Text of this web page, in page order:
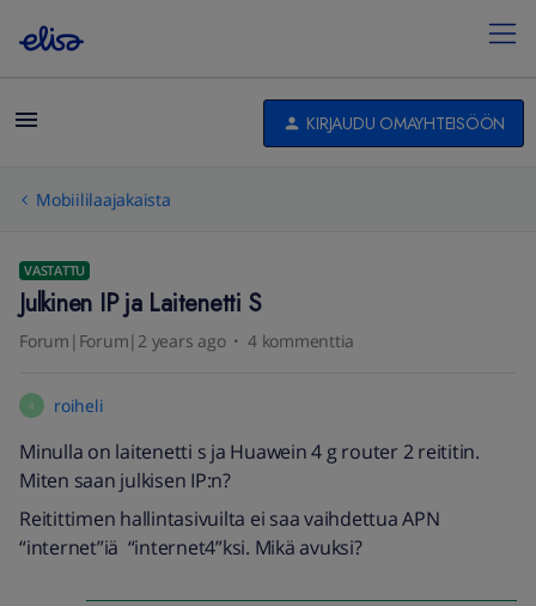
KIRJAUDU OMAYHTEISÖÖN
Mobiililaajakaista
VASTATTU
Julkinen IP ja Laitenetti S
Forum|Forum|2 years ago 4 kommenttia
R roiheli
Minulla on laitenetti s ja Huawein 4 g router 2 reititin.
Miten saan julkisen IP:n?
Reitittimen hallintasivuilta ei saa vaihdettua APN
“internet”iä “internet4”ksi. Mikä avuksi?